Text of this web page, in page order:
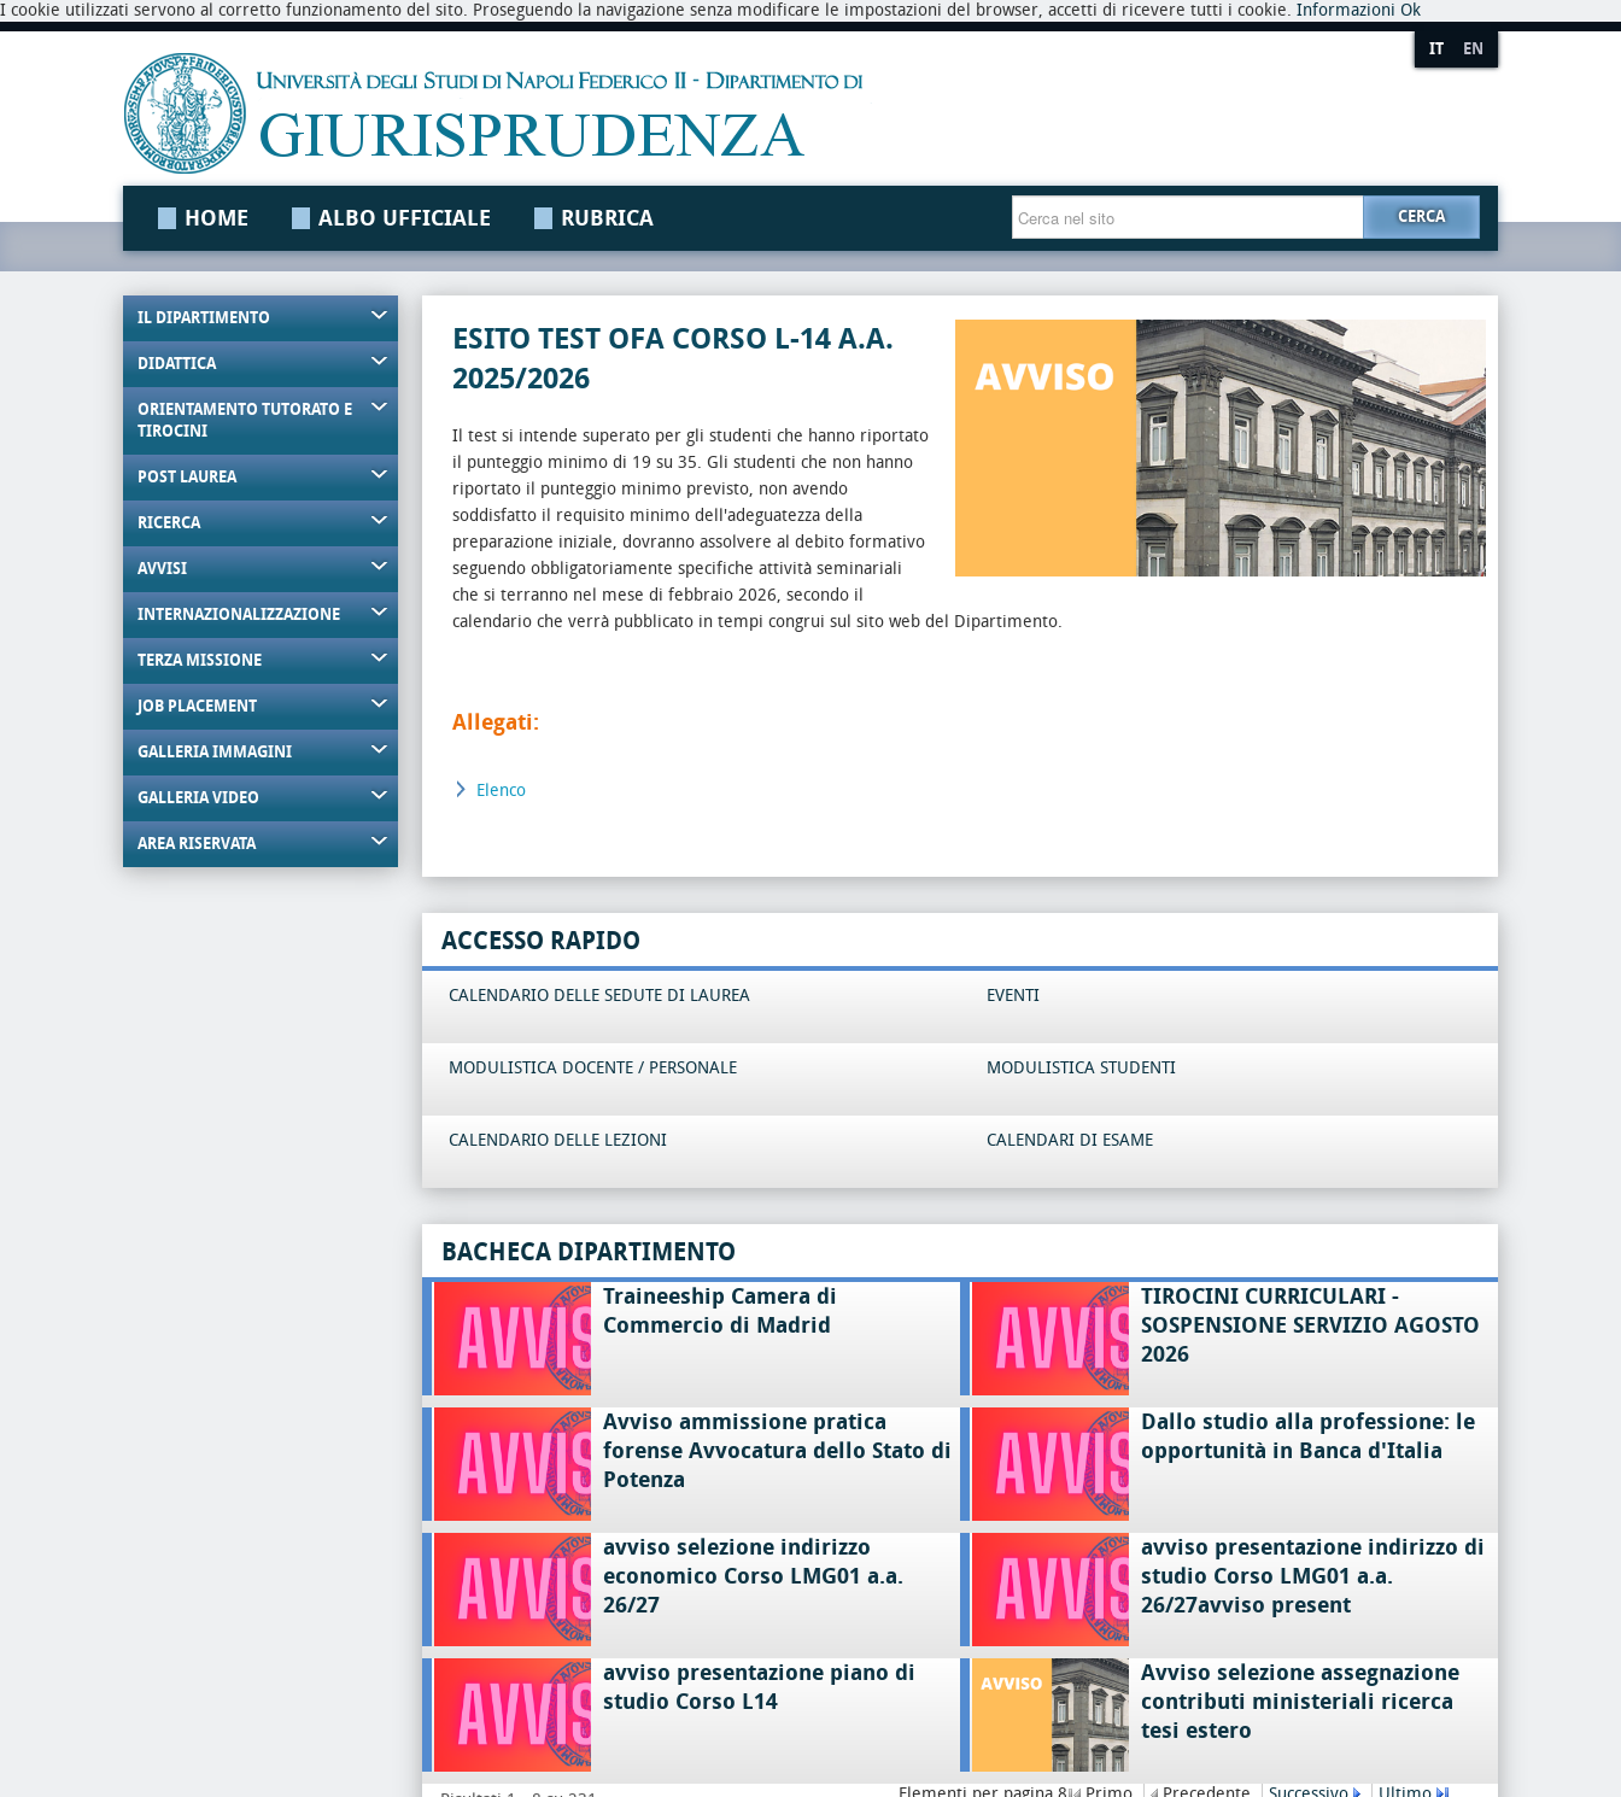
I cookie utilizzati servono al corretto funzionamento del sito. Proseguendo la navigazione senza modificare le impostazioni del browser, accetti di ricevere tutti i cookie. Informazioni Ok
IT EN
HOME ALBO UFFICIALE RUBRICA CERCA
IL DIPARTIMENTO
DIDATTICA
ORIENTAMENTO TUTORATO E
TIROCINI
POST LAUREA
RICERCA
AVVISI
INTERNAZIONALIZZAZIONE
TERZA MISSIONE
JOB PLACEMENT
GALLERIA IMMAGINI
GALLERIA VIDEO
AREA RISERVATA
ESITO TEST OFA CORSO L-14 A.A.
2025/2026
Il test si intende superato per gli studenti che hanno riportato
il punteggio minimo di 19 su 35. Gli studenti che non hanno
riportato il punteggio minimo previsto, non avendo
soddisfatto il requisito minimo dell'adeguatezza della
preparazione iniziale, dovranno assolvere al debito formativo
seguendo obbligatoriamente specifiche attività seminariali
che si terranno nel mese di febbraio 2026, secondo il
calendario che verrà pubblicato in tempi congrui sul sito web del Dipartimento.
Allegati:
Elenco
ACCESSO RAPIDO
CALENDARIO DELLE SEDUTE DI LAUREA EVENTI
MODULISTICA DOCENTE / PERSONALE MODULISTICA STUDENTI
CALENDARIO DELLE LEZIONI CALENDARI DI ESAME
BACHECA DIPARTIMENTO
Traineeship Camera di
Commercio di Madrid
TIROCINI CURRICULARI -
SOSPENSIONE SERVIZIO AGOSTO
2026
Avviso ammissione pratica
forense Avvocatura dello Stato di
Potenza
Dallo studio alla professione: le
opportunità in Banca d'Italia
avviso selezione indirizzo
economico Corso LMG01 a.a.
26/27
avviso presentazione indirizzo di
studio Corso LMG01 a.a.
26/27avviso present
avviso presentazione piano di
studio Corso L14
Avviso selezione assegnazione
contributi ministeriali ricerca
tesi estero